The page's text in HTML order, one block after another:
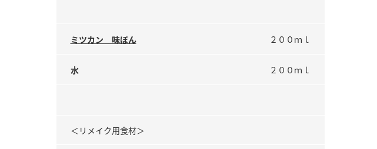
ミツカン 味ぽん ２００ｍｌ
水 ２００ｍｌ
＜リメイク用食材＞